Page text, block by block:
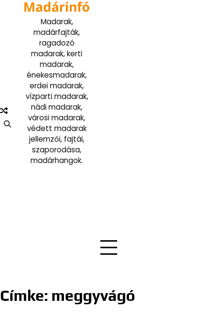
Madárinfó
Madarak,
madárfajták,
ragadozó
madarak, kerti
madarak,
énekesmadarak,
erdei madarak,
vízparti madarak,
nádi madarak,
városi madarak,
védett madarak
jellemzői, fajtái,
szaporodása,
madárhangok.
Címke: meggyvágó